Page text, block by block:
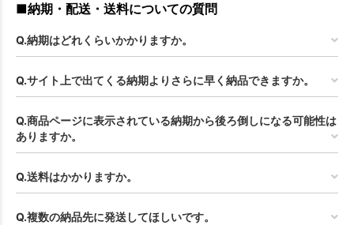
■納期・配送・送料についての質問
Q.納期はどれくらいかかりますか。
Q.サイト上で出てくる納期よりさらに早く納品できますか。
Q.商品ページに表示されている納期から後ろ倒しになる可能性は
ありますか。
Q.送料はかかりますか。
Q.複数の納品先に発送してほしいです。